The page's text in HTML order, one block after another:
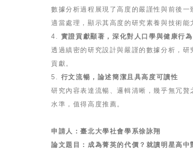
數據分析過程展現了高度的嚴謹性與前後
適當處理，顯示其高度的研究素養與技術能
4. 實證貢獻顯著，深化對人口學與健康行
透過縝密的研究設計與嚴謹的數據分析，
貢獻。
5. 行文流暢，論述簡潔且具高度可讀性
研究內容表達流暢、邏輯清晰，幾乎無冗
水準，值得高度推薦。
申請人：臺北大學社會學系徐詠翔
論文題目：成為菁英的代價？就讀明星高